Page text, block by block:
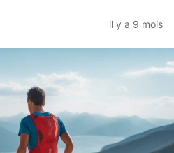
il y a 9 mois